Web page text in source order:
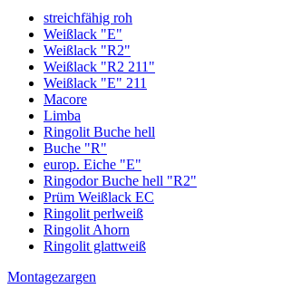
streichfähig roh
Weißlack "E"
Weißlack "R2"
Weißlack "R2 211"
Weißlack "E" 211
Macore
Limba
Ringolit Buche hell
Buche "R"
europ. Eiche "E"
Ringodor Buche hell "R2"
Prüm Weißlack EC
Ringolit perlweiß
Ringolit Ahorn
Ringolit glattweiß
Montagezargen